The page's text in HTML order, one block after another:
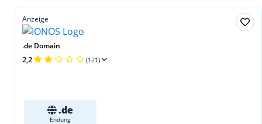
Anzeige
.de Domain
2,2 (121)
.de
Endung